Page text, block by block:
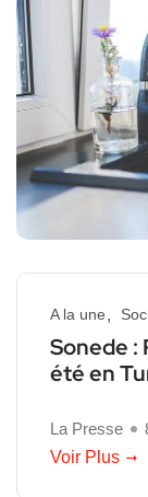
A la une
Sonede :
été en
La Presse
Voir Plus